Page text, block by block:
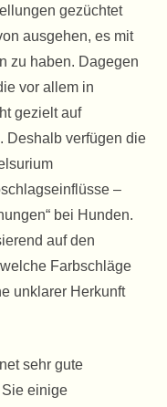
gezüchtet
ausgehen, es mit
zu haben. Dagegen
vor allem in
gezielt auf
Deshalb verfügen die
–
bei Hunden.
auf den
Farbschläge
unklarer Herkunft
sehr gute
Sie einige